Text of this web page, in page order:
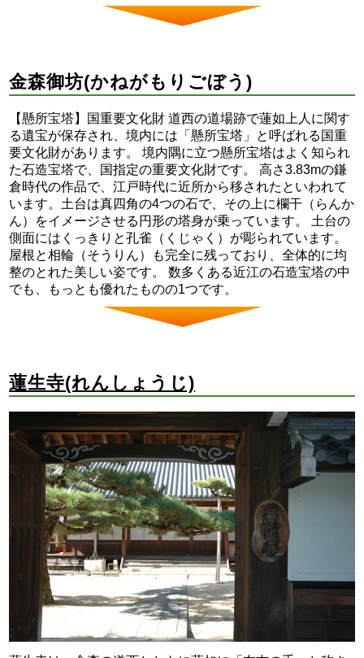
金森御坊(かねがもりごぼう)
【懸所宝塔】国重要文化財 道西の道場跡で蓮如上人に関す
る遺宝が保存され、境内には「懸所宝塔」と呼ばれる国重
要文化財があります。 境内隅に立つ懸所宝塔はよく知られ
た石造宝塔で、国指定の重要文化財です。 高さ3.83mの鎌
倉時代の作品で、江戸時代に近所から移されたといわれて
います。土台は真四角の4つの石で、その上に欄干（らんか
ん）をイメージさせる円形の塔身が乗っています。 土台の
側面にはくっきりと孔雀（くじゃく）が彫られています。
屋根と相輪（そうりん）も完全に残っており、全体的に均
整のとれた美しい姿です。 数多くある近江の石造宝塔の中
でも、もっとも優れたものの1つです。
蓮生寺(れんしょうじ)